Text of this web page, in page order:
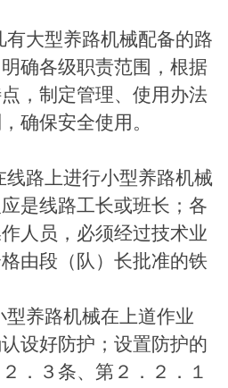
大型养路机械配备的路
确各级职责范围，根据
，制定管理、使用办法
确保安全使用。
路上进行小型养路机械
是线路工长或班长；各
人员，必须经过技术业
由段（队）长批准的铁
养路机械在上道作业
设好防护；设置防护的
．３条、第２．２．１